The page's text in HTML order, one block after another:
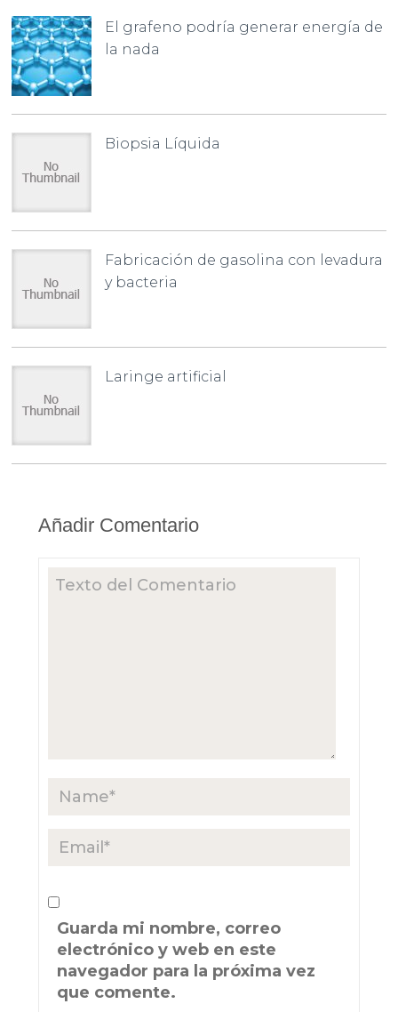
El grafeno podría generar energía de
la nada
Biopsia Líquida
Fabricación de gasolina con levadura
y bacteria
Laringe artificial
Añadir Comentario
Guarda mi nombre, correo
electrónico y web en este
navegador para la próxima vez
que comente.